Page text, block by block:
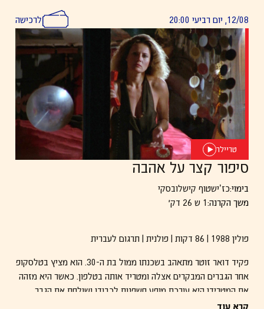
12/08, יום רביעי 20:00 לרכישה
טריילר
סיפור קצר על אהבה
בימוי:כז’ישטוף קישלובסקי
משך הקרנה:1 ש 26 דק׳
פולין 1988 | 86 דקות | פולנית | תרגום לעברית
פקיד דואר זוטר מתאהב בשכנתו ממול בת ה-30. הוא מציץ בטלסקופ
אחר הגברים המבקרים אצלה ומטריד אותה בטלפון. כאשר היא מזהה
את המטרידן היא עורכת מופע חשפנות לכבודו ושולחת את הגבר
התורן להכות אותו. מכאן העניינים מסתבכים. הרחבה של הפרק השישי
קרא עוד